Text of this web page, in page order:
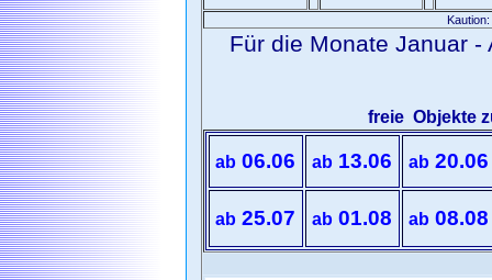
Für die Monate Januar
freie Objekte
ab 06.06 ab 13.06 ab 20.06
ab 25.07 ab 01.08 ab 08.08